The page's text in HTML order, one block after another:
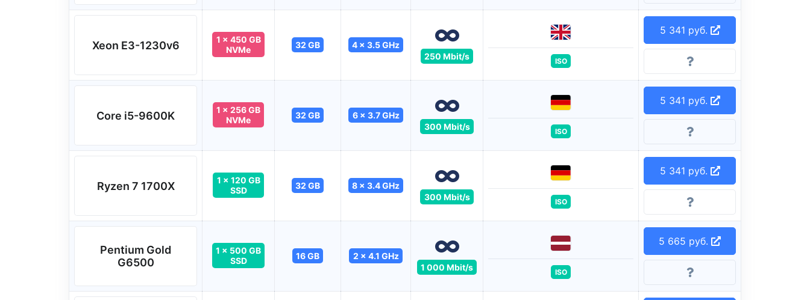
Xeon E3-1230v6
1 x 450 GB
NVMe
32 GB
4 x 3.5 GHz
250 Mbit/s
ISO
5 341 руб.
Core i5-9600K
1 x 256 GB
NVMe
32 GB
6 x 3.7 GHz
300 Mbit/s
ISO
5 341 руб.
Ryzen 7 1700X
1 x 120 GB
SSD
32 GB
8 x 3.4 GHz
300 Mbit/s
ISO
5 341 руб.
Pentium Gold
G6500
1 x 500 GB
SSD
16 GB
2 x 4.1 GHz
1 000 Mbit/s
ISO
5 665 руб.